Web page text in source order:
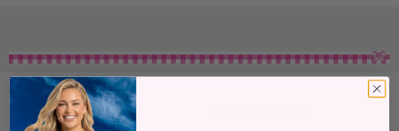
OVER ONS